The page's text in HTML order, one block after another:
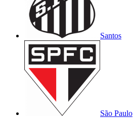
Santos
São Paulo